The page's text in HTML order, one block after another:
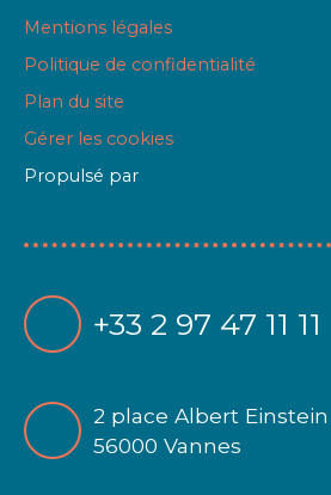
Mentions légales
Politique de confidentialité
Plan du site
Gérer les cookies
Propulsé par
+33 2 97 47 11 11
2 place Albert Einstein
56000 Vannes